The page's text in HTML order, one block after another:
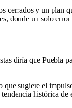
cerrados y un
donde un solo error
diría que
sugiere el
histórica de